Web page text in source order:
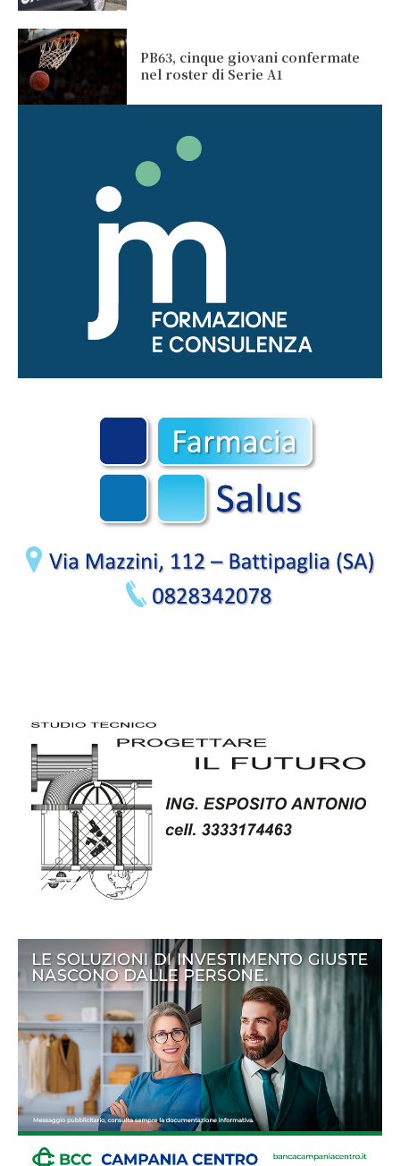
PB63, cinque giovani confermate
nel roster di Serie A1